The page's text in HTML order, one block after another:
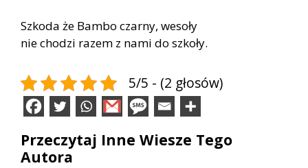
Szkoda że Bambo czarny, wesoły
nie chodzi razem z nami do szkoły.
5/5 - (2 głosów)
Przeczytaj Inne Wiesze Tego
Autora